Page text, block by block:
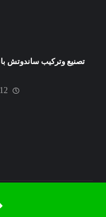
12 ديسمبر، 2024